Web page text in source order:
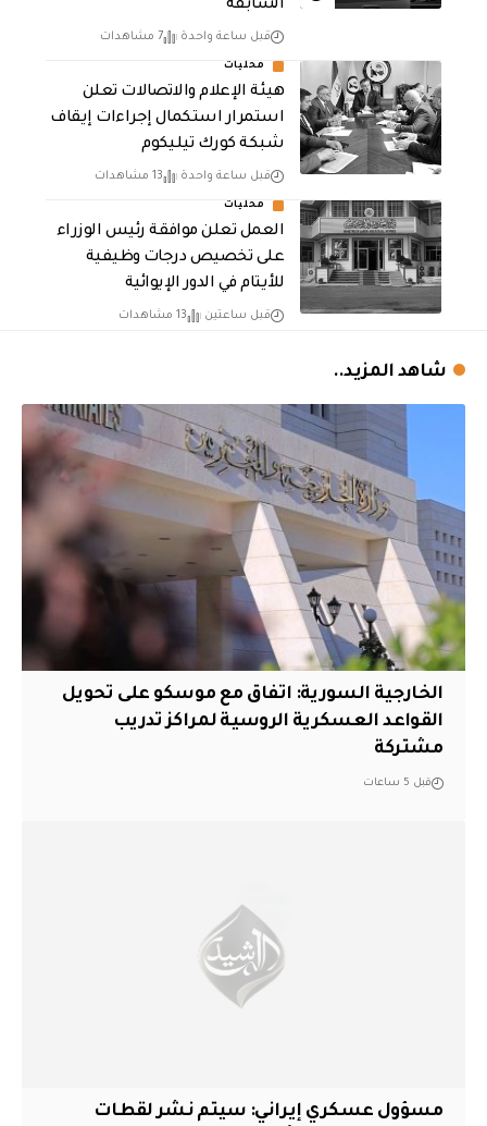
السابقة
قبل ساعة واحدة 7 مشاهدات
محليات
هيئة الإعلام والاتصالات تعلن
استمرار استكمال إجراءات إيقاف
شبكة كورك تيليكوم
قبل ساعة واحدة 13 مشاهدات
محليات
العمل تعلن موافقة رئيس الوزراء
على تخصيص درجات وظيفية
للأيتام في الدور الإيوائية
قبل ساعتين 13 مشاهدات
شاهد المزيد..
الخارجية السورية: اتفاق مع موسكو على تحويل
القواعد العسكرية الروسية لمراكز تدريب
مشتركة
قبل 5 ساعات
مسؤول عسكري إيراني: سيتم نشر لقطات